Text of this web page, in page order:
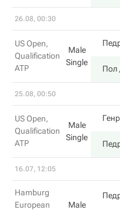
26.08, 00:30
US Open,
Qualification
ATP
Male
Single
Пол
25.08, 00:50
US Open,
Qualification
ATP
Male
Single
16.07, 12:05
Hamburg
European
Male